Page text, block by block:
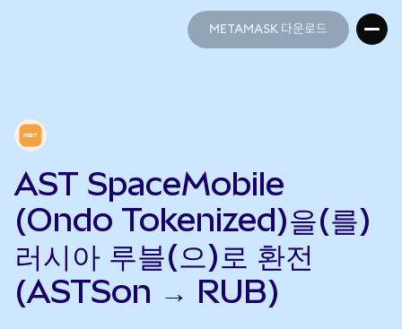
METAMASK 다운로드
AST SpaceMobile
(Ondo Tokenized)을(를)
러시아 루블(으)로 환전
(ASTSon → RUB)